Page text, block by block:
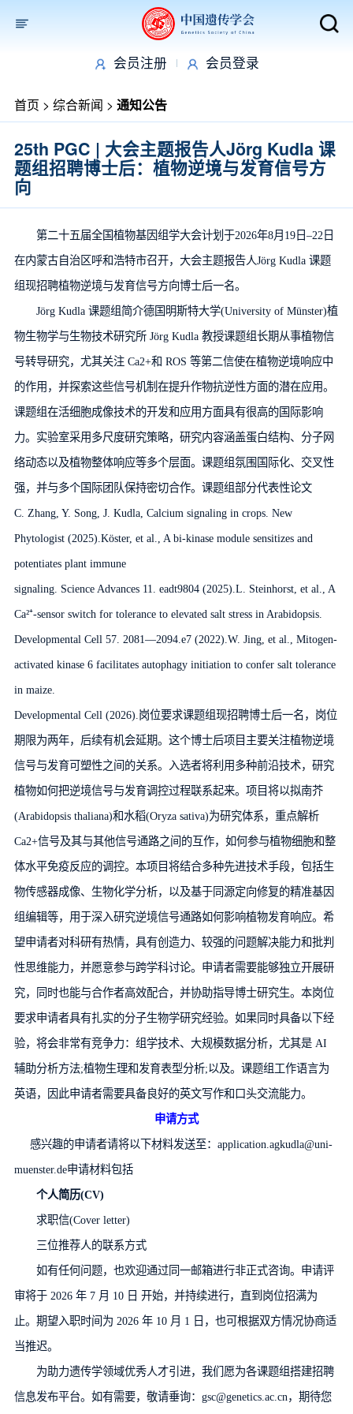
会员注册 会员登录
首页 > 综合新闻 > 通知公告
25th PGC | 大会主题报告人Jörg Kudla 课
题组招聘博士后：植物逆境与发育信号方
向
第二十五届全国植物基因组学大会计划于2026年8月19日–22日
在内蒙古自治区呼和浩特市召开，大会主题报告人Jörg Kudla 课题
组现招聘植物逆境与发育信号方向博士后一名。
Jörg Kudla 课题组简介德国明斯特大学(University of Münster)植
物生物学与生物技术研究所 Jörg Kudla 教授课题组长期从事植物信
号转导研究，尤其关注 Ca2+和 ROS 等第二信使在植物逆境响应中
的作用，并探索这些信号机制在提升作物抗逆性方面的潜在应用。
课题组在活细胞成像技术的开发和应用方面具有很高的国际影响
力。实验室采用多尺度研究策略，研究内容涵盖蛋白结构、分子网
络动态以及植物整体响应等多个层面。课题组氛围国际化、交叉性
强，并与多个国际团队保持密切合作。课题组部分代表性论文
C. Zhang, Y. Song, J. Kudla, Calcium signaling in crops. New
Phytologist (2025).Köster, et al., A bi-kinase module sensitizes and
potentiates plant immune
signaling. Science Advances 11. eadt9804 (2025).L. Steinhorst, et al., A
Ca²⁺-sensor switch for tolerance to elevated salt stress in Arabidopsis.
Developmental Cell 57. 2081—2094.e7 (2022).W. Jing, et al., Mitogen-
activated kinase 6 facilitates autophagy initiation to confer salt tolerance
in maize.
Developmental Cell (2026).岗位要求课题组现招聘博士后一名，岗位
期限为两年，后续有机会延期。这个博士后项目主要关注植物逆境
信号与发育可塑性之间的关系。入选者将利用多种前沿技术，研究
植物如何把逆境信号与发育调控过程联系起来。项目将以拟南芥
(Arabidopsis thaliana)和水稻(Oryza sativa)为研究体系，重点解析
Ca2+信号及其与其他信号通路之间的互作，如何参与植物细胞和整
体水平免疫反应的调控。本项目将结合多种先进技术手段，包括生
物传感器成像、生物化学分析，以及基于同源定向修复的精准基因
组编辑等，用于深入研究逆境信号通路如何影响植物发育响应。希
望申请者对科研有热情，具有创造力、较强的问题解决能力和批判
性思维能力，并愿意参与跨学科讨论。申请者需要能够独立开展研
究，同时也能与合作者高效配合，并协助指导博士研究生。本岗位
要求申请者具有扎实的分子生物学研究经验。如果同时具备以下经
验，将会非常有竞争力：组学技术、大规模数据分析，尤其是 AI
辅助分析方法;植物生理和发育表型分析;以及。课题组工作语言为
英语，因此申请者需要具备良好的英文写作和口头交流能力。
申请方式
感兴趣的申请者请将以下材料发送至：application.agkudla@uni-
muenster.de申请材料包括
个人简历(CV)
求职信(Cover letter)
三位推荐人的联系方式
如有任何问题，也欢迎通过同一邮箱进行非正式咨询。申请评
审将于 2026 年 7 月 10 日 开始，并持续进行，直到岗位招满为
止。期望入职时间为 2026 年 10 月 1 日，也可根据双方情况协商适
当推迟。
为助力遗传学领域优秀人才引进，我们愿为各课题组搭建招聘
信息发布平台。如有需要，敬请垂询：gsc@genetics.ac.cn，期待您